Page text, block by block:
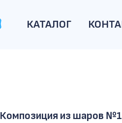
КАТАЛОГ
Композиция из шаров